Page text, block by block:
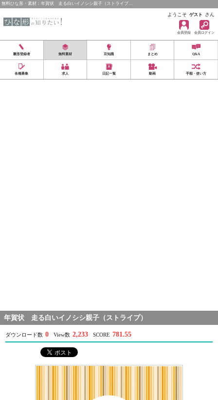
無料ひな形・素材：年賀状 走る白いイノシシ親子（ストライプ…
ようこそ ゲスト さん
会員登録 会員ログイン
雛形登録者 無料素材 豆知識 まとめ Q&A
各種募集 求人 日記一覧 動画 手順・使い方
年賀状 走る白いイノシシ親子（ストライプ）
ダウンロード数 0 View数 2,233 SCORE 781.55